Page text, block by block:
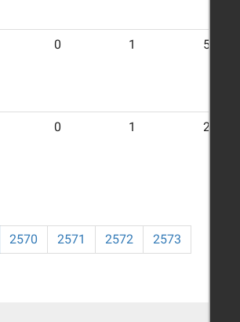
0 1 53
0 1 27
2570 2571 2572
2573